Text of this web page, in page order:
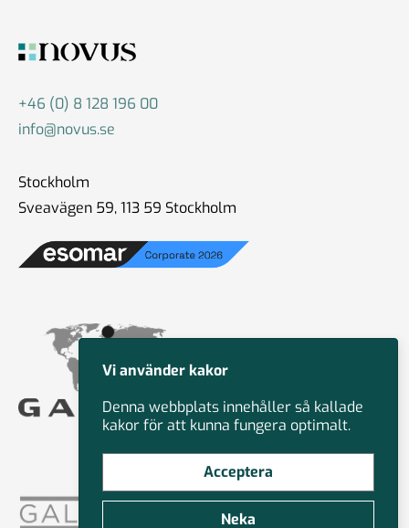
+46 (0) 8 128 196 00
info@novus.se
Stockholm
Sveavägen 59, 113 59 Stockholm
Vi använder kakor
Denna webbplats innehåller så kallade
kakor för att kunna fungera optimalt.
Acceptera
Neka